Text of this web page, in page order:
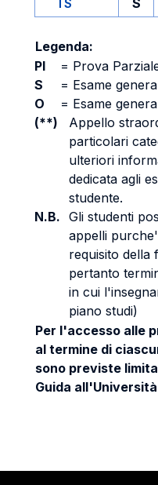
TS S
Legenda:
PI
= Prova
S
= Esame
O
= Esame
(**)
Appello
particolari
ulteriori
dedicata agli
studente.
N.B. Gli studenti
appelli
requisito della
pertanto
in cui
piano studi)
Per l'accesso alle
al termine di
sono previste
Guida all'Università